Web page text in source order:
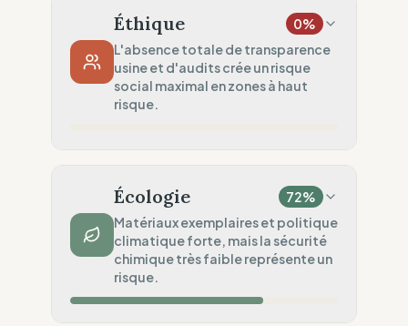
Éthique 0%
L'absence totale de transparence
usine et d'audits crée un risque
social maximal en zones à haut
risque.
Droits non garantis (India)
Traçabilité 0%
Aucune donnée usine publiée.
Audits Sociaux
Aucune donnée usine (Publiée)
Écologie 72%
Matériaux exemplaires et politique
climatique forte, mais la sécurité
chimique très faible représente un
risque.